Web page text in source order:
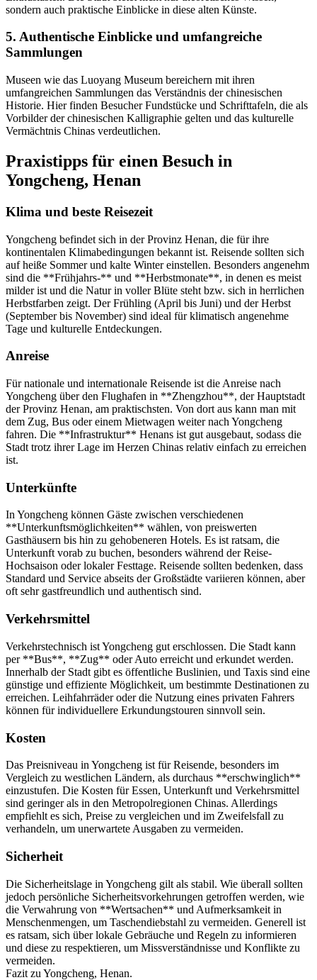
sondern auch praktische Einblicke in diese alten Künste.
5. Authentische Einblicke und umfangreiche
Sammlungen
Museen wie das Luoyang Museum bereichern mit ihren
umfangreichen Sammlungen das Verständnis der chinesischen
Historie. Hier finden Besucher Fundstücke und Schrifttafeln, die als
Vorbilder der chinesischen Kalligraphie gelten und das kulturelle
Vermächtnis Chinas verdeutlichen.
Praxistipps für einen Besuch in
Yongcheng, Henan
Klima und beste Reisezeit
Yongcheng befindet sich in der Provinz Henan, die für ihre
kontinentalen Klimabedingungen bekannt ist. Reisende sollten sich
auf heiße Sommer und kalte Winter einstellen. Besonders angenehm
sind die **Frühjahrs-** und **Herbstmonate**, in denen es meist
milder ist und die Natur in voller Blüte steht bzw. sich in herrlichen
Herbstfarben zeigt. Der Frühling (April bis Juni) und der Herbst
(September bis November) sind ideal für klimatisch angenehme
Tage und kulturelle Entdeckungen.
Anreise
Für nationale und internationale Reisende ist die Anreise nach
Yongcheng über den Flughafen in **Zhengzhou**, der Hauptstadt
der Provinz Henan, am praktischsten. Von dort aus kann man mit
dem Zug, Bus oder einem Mietwagen weiter nach Yongcheng
fahren. Die **Infrastruktur** Henans ist gut ausgebaut, sodass die
Stadt trotz ihrer Lage im Herzen Chinas relativ einfach zu erreichen
ist.
Unterkünfte
In Yongcheng können Gäste zwischen verschiedenen
**Unterkunftsmöglichkeiten** wählen, von preiswerten
Gasthäusern bis hin zu gehobeneren Hotels. Es ist ratsam, die
Unterkunft vorab zu buchen, besonders während der Reise-
Hochsaison oder lokaler Festtage. Reisende sollten bedenken, dass
Standard und Service abseits der Großstädte variieren können, aber
oft sehr gastfreundlich und authentisch sind.
Verkehrsmittel
Verkehrstechnisch ist Yongcheng gut erschlossen. Die Stadt kann
per **Bus**, **Zug** oder Auto erreicht und erkundet werden.
Innerhalb der Stadt gibt es öffentliche Buslinien, und Taxis sind eine
günstige und effiziente Möglichkeit, um bestimmte Destinationen zu
erreichen. Leihfahrräder oder die Nutzung eines privaten Fahrers
können für individuellere Erkundungstouren sinnvoll sein.
Kosten
Das Preisniveau in Yongcheng ist für Reisende, besonders im
Vergleich zu westlichen Ländern, als durchaus **erschwinglich**
einzustufen. Die Kosten für Essen, Unterkunft und Verkehrsmittel
sind geringer als in den Metropolregionen Chinas. Allerdings
empfiehlt es sich, Preise zu vergleichen und im Zweifelsfall zu
verhandeln, um unerwartete Ausgaben zu vermeiden.
Sicherheit
Die Sicherheitslage in Yongcheng gilt als stabil. Wie überall sollten
jedoch persönliche Sicherheitsvorkehrungen getroffen werden, wie
die Verwahrung von **Wertsachen** und Aufmerksamkeit in
Menschenmengen, um Taschendiebstahl zu vermeiden. Generell ist
es ratsam, sich über lokale Gebräuche und Regeln zu informieren
und diese zu respektieren, um Missverständnisse und Konflikte zu
vermeiden.
Fazit zu Yongcheng, Henan.